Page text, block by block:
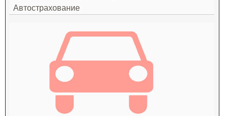
Автострахование